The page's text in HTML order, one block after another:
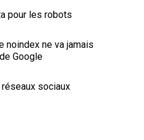
pour les robots
noindex ne va jamais
Google
sociaux